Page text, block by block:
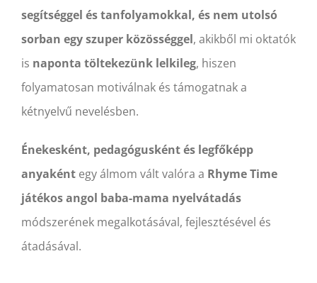
segítséggel és tanfolyamokkal, és nem utolsó
sorban egy szuper közösséggel, akikből mi oktatók
is naponta töltekezünk lelkileg, hiszen
folyamatosan motiválnak és támogatnak a
kétnyelvű nevelésben.
Énekesként, pedagógusként és legfőképp
anyaként egy álmom vált valóra a Rhyme Time
játékos angol baba-mama nyelvátadás
módszerének megalkotásával, fejlesztésével és
átadásával.